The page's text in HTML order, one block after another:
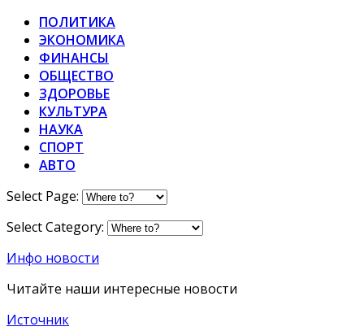
ПОЛИТИКА
ЭКОНОМИКА
ФИНАНСЫ
ОБЩЕСТВО
ЗДОРОВЬЕ
КУЛЬТУРА
НАУКА
СПОРТ
АВТО
Select Page:
Select Category:
Инфо новости
Читайте наши интересные новости
Источник